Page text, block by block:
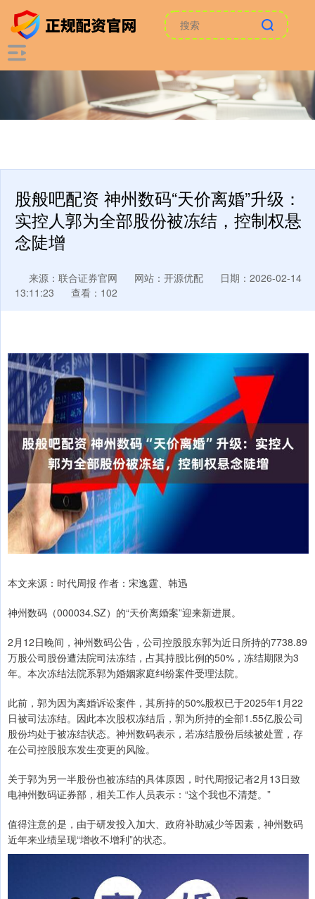
股般吧配资 神州数码“天价离婚”升级：
实控人郭为全部股份被冻结，控制权悬
念陡增
来源：联合证券官网 网站：开源优配
日期：2026-02-14
13:11:23
查看：102
本文来源：时代周报 作者：宋逸霆、韩迅
神州数码（000034.SZ）的“天价离婚案”迎来新进展。
2月12日晚间，神州数码公告，公司控股股东郭为近日所持的7738.89
万股公司股份遭法院司法冻结，占其持股比例的50%，冻结期限为3
年。本次冻结法院系郭为婚姻家庭纠纷案件受理法院。
此前，郭为因为离婚诉讼案件，其所持的50%股权已于2025年1月22
日被司法冻结。因此本次股权冻结后，郭为所持的全部1.55亿股公司
股份均处于被冻结状态。神州数码表示，若冻结股份后续被处置，存
在公司控股股东发生变更的风险。
关于郭为另一半股份也被冻结的具体原因，时代周报记者2月13日致
电神州数码证券部，相关工作人员表示：“这个我也不清楚。”
值得注意的是，由于研发投入加大、政府补助减少等因素，神州数码
近年来业绩呈现“增收不增利”的状态。